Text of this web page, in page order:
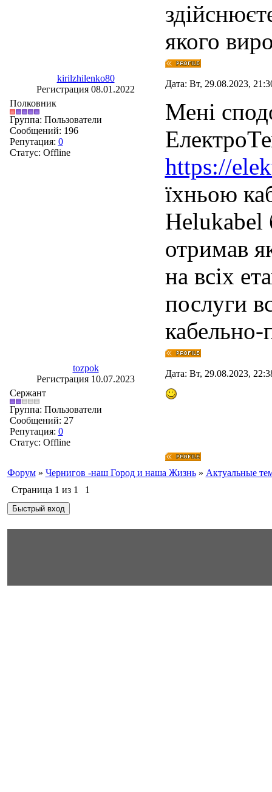
якого
kirilzhilenko80
Регистрация 08.01.2022
Дата: Вт, 29.08.2023,
Полковник
Группа: Пользователи
Сообщений: 196
Репутация: 0
Статус: Offline
Мені
https://
їхньою
Helukabel
отримав
на всіх
послуги
кабельно-
tozpok
Регистрация 10.07.2023
Дата: Вт, 29.08.2023,
Сержант
Группа: Пользователи
Сообщений: 27
Репутация: 0
Статус: Offline
Форум » Чернигов -наш Город и наша Жизнь » Актуальные
Страница 1 из 1 1